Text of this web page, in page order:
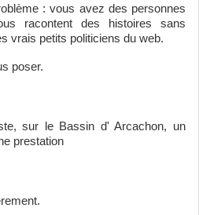
: vous avez des personnes
racontent des histoires sans
vrais petits politiciens du web.
poser.
sur le Bassin d' Arcachon, un
prestation